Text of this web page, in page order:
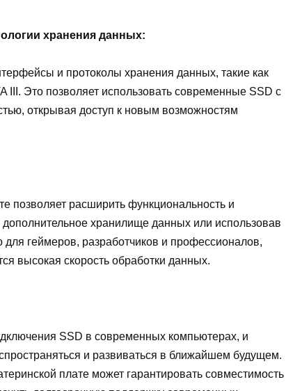
хранения данных:
и протоколы хранения данных, такие как
III. Это позволяет использовать современные SSD с
открывая доступ к новым возможностям
позволяет расширить функциональность и
хранилище данных или использовав
геймеров, разработчиков и профессионалов,
высокая скорость обработки данных.
SSD в современных компьютерах, и
и развиваться в ближайшем будущем.
плате может гарантировать совместимость